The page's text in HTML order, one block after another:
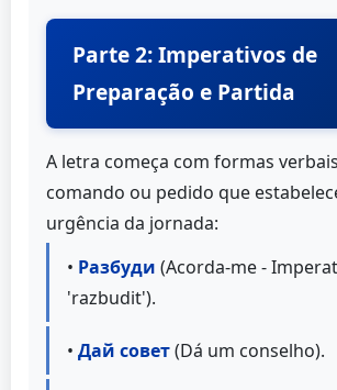
Parte 2: Imperativos de
Preparação e Partida
A letra começa com formas
comando ou pedido que
urgência da jornada:
• Разбуди (Acorda-me -
'razbudit').
• Дай совет(Dá um conselho).